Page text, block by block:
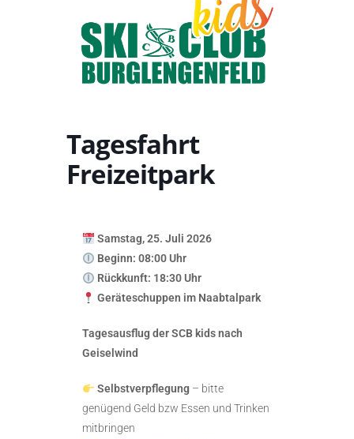
Tagesfahrt
Freizeitpark
Samstag,25. Juli 2026
Beginn: 08:00 Uhr
Rückkunft: 18:30 Uhr
Geräteschuppen im Naabtalpark
Tagesausflug der SCB kids nach
Geiselwind
Selbstverpflegung– bitte
genügend Geld bzw Essen und Trinken
mitbringen